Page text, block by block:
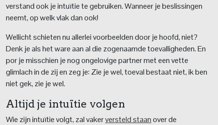
verstand ook je intuïtie te gebruiken. Wanneer je beslissingen
neemt, op welk vlak dan ook!
Wellicht schieten nu allerlei voorbeelden door je hoofd, niet?
Denk je als het ware aan al die zogenaamde toevalligheden. En
por je misschien je nog ongelovige partner met een vette
glimlach in de zij en zeg je: Zie je wel, toeval bestaat niet, ik ben
niet gek, zie je wel.
Altijd je intuïtie volgen
Wie zijn intuïtie volgt, zal vakerversteld staanover de